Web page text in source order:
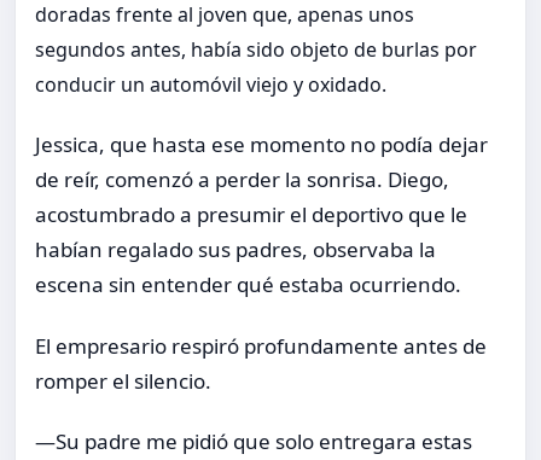
doradas frente al joven que, apenas unos
segundos antes, había sido objeto de burlas por
conducir un automóvil viejo y oxidado.
Jessica, que hasta ese momento no podía dejar
de reír, comenzó a perder la sonrisa. Diego,
acostumbrado a presumir el deportivo que le
habían regalado sus padres, observaba la
escena sin entender qué estaba ocurriendo.
El empresario respiró profundamente antes de
romper el silencio.
—Su padre me pidió que solo entregara estas